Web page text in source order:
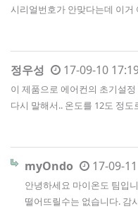
시리얼번호가 안맞다는데 이거
정우성 17-09-10
이 제품으로 에어컨의 초기설
다시 말해서.. 온도를 12도 정도
myOndo 17-09-
안녕하세요 마이온도 팀입
떨어뜨릴수는 없습니다. 감